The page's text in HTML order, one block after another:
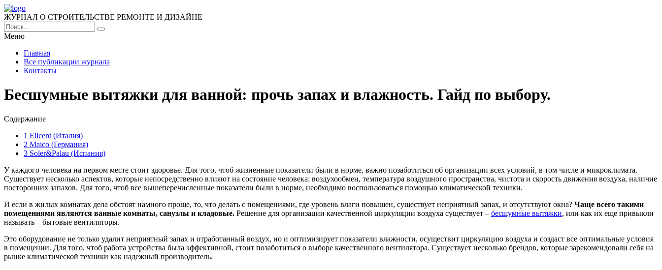
ЖУРНАЛ О СТРОИТЕЛЬСТВЕ РЕМОНТЕ И ДИЗАЙНЕ
Меню
Главная
Все публикации журнала
Контакты
Бесшумные вытяжки для ванной: прочь запах и влажность. Гайд по выбору.
Содержание
1 Elicent (Италия)
2 Maico (Германия)
3 Soler&Palau (Испания)
У каждого человека на первом месте стоит здоровье. Для того, чтоб жизненные показатели были в норме, важно позаботиться об организации всех условий, в том числе и микроклимата.
Существует несколько аспектов, которые непосредственно влияют на состояние человека: воздухообмен, температура воздушного пространства, чистота и скорость движения воздуха, наличие
посторонних запахов. Для того, чтоб все вышеперечисленные показатели были в норме, необходимо воспользоваться помощью климатической техники.
И если в жилых комнатах дела обстоят намного проще, то, что делать с помещениями, где уровень влаги повышен, существует неприятный запах, и отсутствуют окна? Чаще всего такими
помещениями являются ванные комнаты, санузлы и кладовые. Решение для организации качественной циркуляции воздуха существует – бесшумные вытяжки, или как их еще привыкли
называть – бытовые вентиляторы.
Это оборудование не только удалит неприятный запах и отработанный воздух, но и оптимизирует показатели влажности, осуществит циркуляцию воздуха и создаст все оптимальные условия
в помещении. Для того, чтоб работа устройства была эффективной, стоит позаботиться о выборе качественного вентилятора. Существует несколько брендов, которые зарекомендовали себя на
рынке климатической техники как надежный производитель.